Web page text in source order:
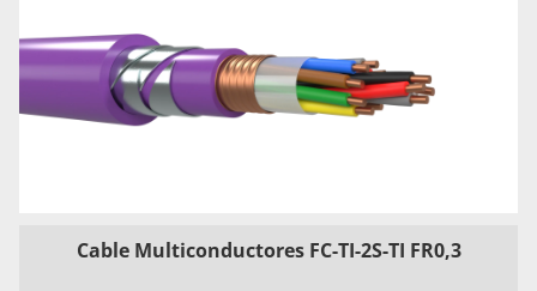
Cable Multiconductores FC-TI-2S-TI FR0,3